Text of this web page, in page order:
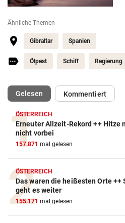
Ähnliche Themen
Gibraltar Spanien
Ölpest Schiff Regierung
Gelesen(ausgewählt)Kommentiert
ÖSTERREICH
Erneuter Allzeit-Rekord ++ Hitze
nicht vorbei
157.871 mal gelesen
ÖSTERREICH
Das waren die heißesten Orte ++
geht es weiter
155.171 mal gelesen